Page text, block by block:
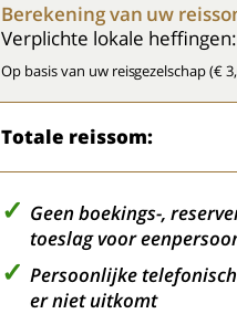
Berekening van uw
Verplichte lokale heffingen:
Op basis van uw reisgezelschap (€
Totale reissom:
Geen boekings-,
toeslag voor
Persoonlijke
er niet uitkomt